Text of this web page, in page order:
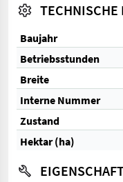
TECHNISCHE
Baujahr
Betriebsstunden
Breite
Interne Nummer
Zustand
Hektar (ha)